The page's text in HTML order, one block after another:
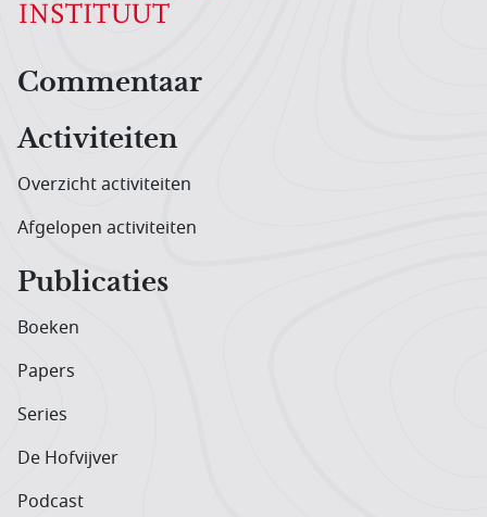
Hoofdnavigatiemenu
Commentaar
Activiteiten
Overzicht activiteiten
Afgelopen activiteiten
Publicaties
Boeken
Papers
Series
De Hofvijver
Podcast